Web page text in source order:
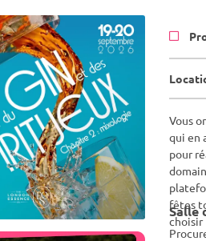
Vous
qui en
pour
fêtes
choisir
Salle